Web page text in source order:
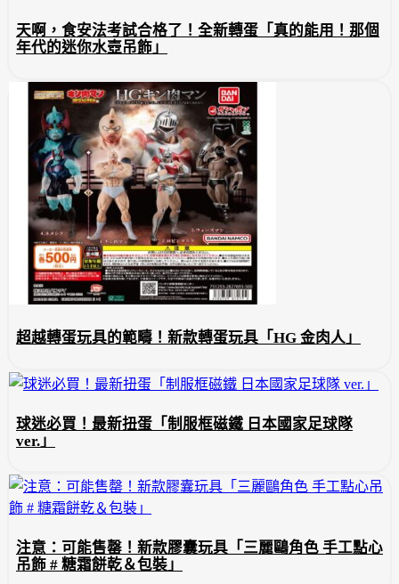
天啊，食安法考試合格了！全新轉蛋「真的能用！那個
年代的迷你水壺吊飾」
超越轉蛋玩具的範疇！新款轉蛋玩具「HG 金肉人」
球迷必買！最新扭蛋「制服框磁鐵 日本國家足球隊
ver.」
注意：可能售罄！新款膠囊玩具「三麗鷗角色 手工點心
吊飾 # 糖霜餅乾＆包裝」